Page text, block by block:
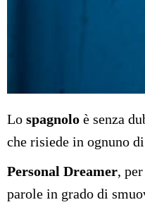
Lo spagnolo è senza
che risiede in ognuno
Personal Dreamer,
parole in grado di